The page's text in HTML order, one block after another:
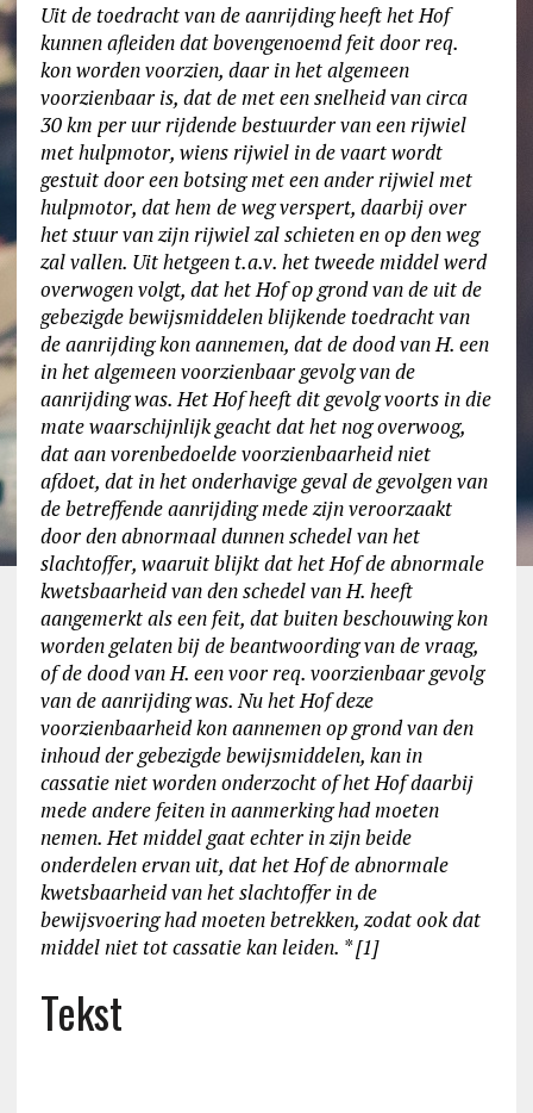
Uit de toedracht van de aanrijding heeft het Hof
kunnen afleiden dat bovengenoemd feit door req.
kon worden voorzien, daar in het algemeen
voorzienbaar is, dat de met een snelheid van circa
30 km per uur rijdende bestuurder van een rijwiel
met hulpmotor, wiens rijwiel in de vaart wordt
gestuit door een botsing met een ander rijwiel met
hulpmotor, dat hem de weg verspert, daarbij over
het stuur van zijn rijwiel zal schieten en op den weg
zal vallen. Uit hetgeen t.a.v. het tweede middel werd
overwogen volgt, dat het Hof op grond van de uit de
gebezigde bewijsmiddelen blijkende toedracht van
de aanrijding kon aannemen, dat de dood van H. een
in het algemeen voorzienbaar gevolg van de
aanrijding was. Het Hof heeft dit gevolg voorts in die
mate waarschijnlijk geacht dat het nog overwoog,
dat aan vorenbedoelde voorzienbaarheid niet
afdoet, dat in het onderhavige geval de gevolgen van
de betreffende aanrijding mede zijn veroorzaakt
door den abnormaal dunnen schedel van het
slachtoffer, waaruit blijkt dat het Hof de abnormale
kwetsbaarheid van den schedel van H. heeft
aangemerkt als een feit, dat buiten beschouwing kon
worden gelaten bij de beantwoording van de vraag,
of de dood van H. een voor req. voorzienbaar gevolg
van de aanrijding was. Nu het Hof deze
voorzienbaarheid kon aannemen op grond van den
inhoud der gebezigde bewijsmiddelen, kan in
cassatie niet worden onderzocht of het Hof daarbij
mede andere feiten in aanmerking had moeten
nemen. Het middel gaat echter in zijn beide
onderdelen ervan uit, dat het Hof de abnormale
kwetsbaarheid van het slachtoffer in de
bewijsvoering had moeten betrekken, zodat ook dat
middel niet tot cassatie kan leiden. * [1]
Tekst